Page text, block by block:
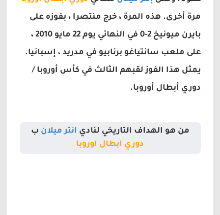
مرة أخرى. هذه المرة ، خرج منتصرا ، بفوزه على
بايرن ميونيخ 2-0 في النهائي يوم 22 مايو 2010 ،
على ملعب سانتياغو برنابيو في مدريد ، إسبانيا.
يمثل هذا الفوز لقبهم الثالث في كأس أوروبا /
دوري أبطال أوروبا.
من هو الهداف التاريخي لنادي انتر ميلان ب
دوري ابطال اوروبا